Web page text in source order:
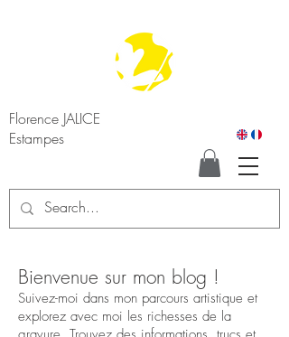
Florence JALICE
Estampes
Bienvenue sur mon blog !
Suivez-moi dans mon parcours artistique et
explorez avec moi les richesses de la